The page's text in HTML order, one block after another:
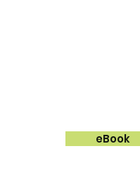
eBook